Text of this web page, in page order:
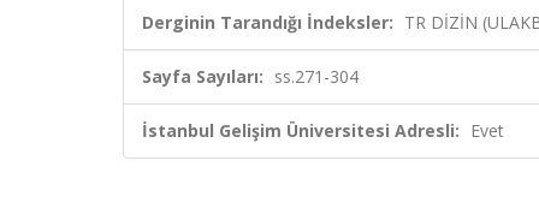
Derginin Tarandığı İndeksler: TR DİZİN
Sayfa Sayıları: ss.271-304
İstanbul Gelişim Üniversitesi Adresli: Evet